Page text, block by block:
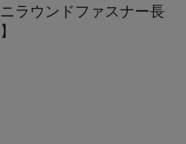
ラウンドファスナー長